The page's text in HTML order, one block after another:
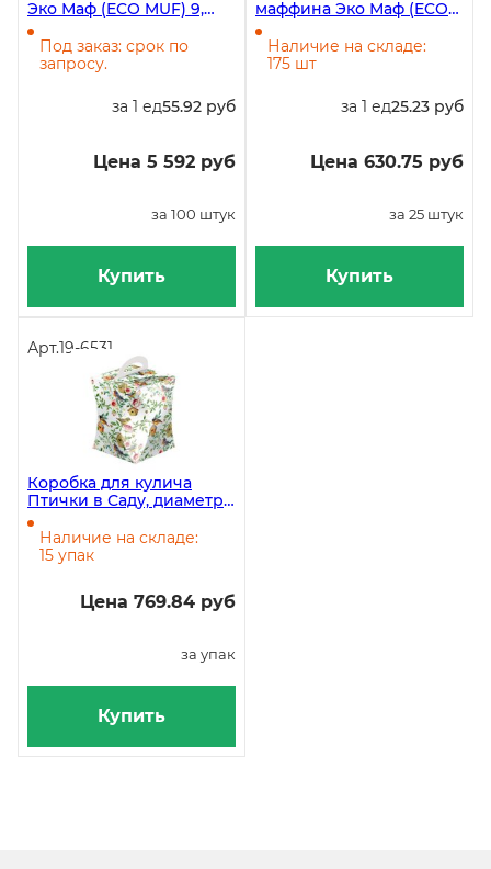
Эко Маф (ECO MUF) 9,
250х250х100 мм, 100 штук
Под заказ: срок по
запросу.
за 1 ед55.92 руб
Цена 5 592 руб
за 100 штук
Купить
маффина Эко Маф (ECO
MUF) 1, 25 штук
Наличие на складе:
175 шт
за 1 ед25.23 руб
Цена 630.75 руб
за 25 штук
Купить
Арт.19-6531
Коробка для кулича
Птички в Саду, диаметр
124 мм, 10 штук в
упаковке
Наличие на складе:
15 упак
Цена 769.84 руб
за упак
Купить